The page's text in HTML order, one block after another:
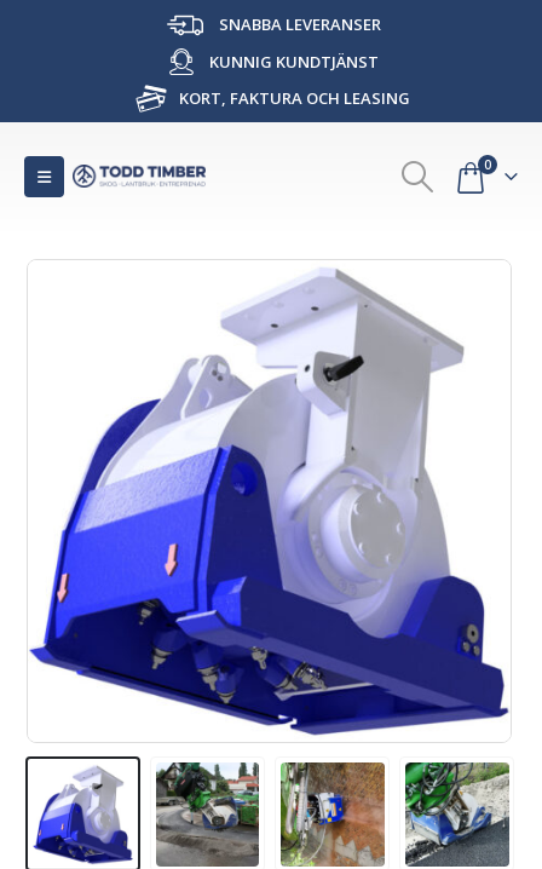
SNABBA LEVERANSER
KUNNIG KUNDTJÄNST
KORT, FAKTURA OCH LEASING
0